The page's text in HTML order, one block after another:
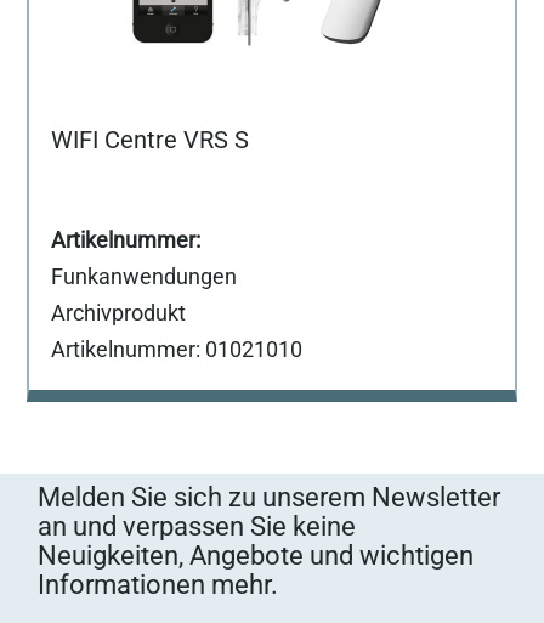
WIFI Centre VRS S
Funkanwendungen
Archivprodukt
Artikelnummer: 01021010
Melden Sie sich zu unserem Newsletter
an und verpassen Sie keine
Neuigkeiten, Angebote und wichtigen
Informationen mehr.